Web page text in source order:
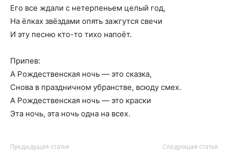
Его все ждали с нетерпеньем целый год,
На ёлках звёздами опять зажгутся свечи
И эту песню кто-то тихо напоёт.
Припев:
А Рождественская ночь — это сказка,
Снова в праздничном убранстве, всюду смех.
А Рождественская ночь — это краски
Эта ночь, эта ночь одна на всех.
Предыдущая статья Следующая статья